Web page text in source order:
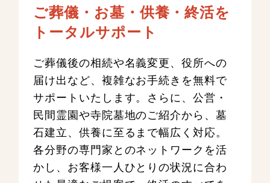
ご葬儀・お墓・供養・終活を
トータルサポート
ご葬儀後の相続や名義変更、役所への
届け出など、複雑なお手続きを無料で
サポートいたします。さらに、公営・
民間霊園や寺院墓地のご紹介から、墓
石建立、供養に至るまで幅広く対応。
各分野の専門家とのネットワークを活
かし、お客様一人ひとりの状況に合わ